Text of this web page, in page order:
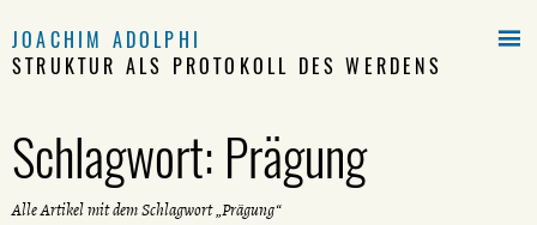
JOACHIM ADOLPHI
STRUKTUR ALS PROTOKOLL DES WERDENS
Schlagwort: Prägung
Alle Artikel mit dem Schlagwort „Prägung“
